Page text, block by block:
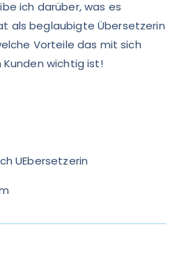
ich darüber, was es
als beglaubigte Übersetzerin
Vorteile das mit sich
wichtig ist!